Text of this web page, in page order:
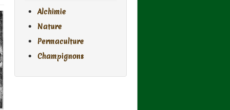
Alchimie
Nature
Permaculture
Champignons